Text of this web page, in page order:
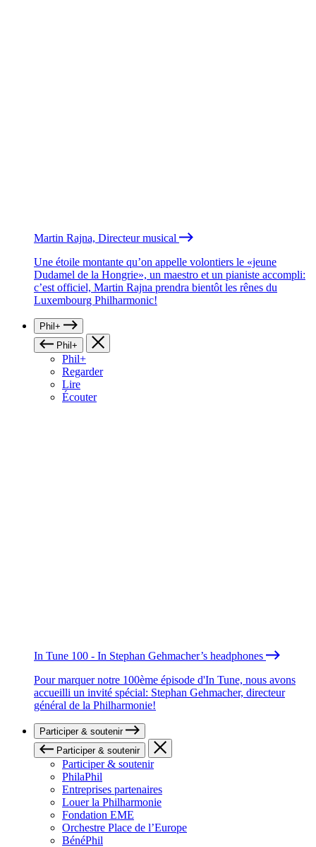
Martin Rajna, Directeur musical
Une étoile montante qu’on appelle volontiers le «jeune
Dudamel de la Hongrie», un maestro et un pianiste accompli:
c’est officiel, Martin Rajna prendra bientôt les rênes du
Luxembourg Philharmonic!
Phil+
Phil+
Phil+
Regarder
Lire
Écouter
In Tune 100 - In Stephan Gehmacher’s headphones
Pour marquer notre 100ème épisode d'In Tune, nous avons
accueilli un invité spécial: Stephan Gehmacher, directeur
général de la Philharmonie!
Participer & soutenir
Participer & soutenir
Participer & soutenir
PhilaPhil
Entreprises partenaires
Louer la Philharmonie
Fondation EME
Orchestre Place de l’Europe
BénéPhil